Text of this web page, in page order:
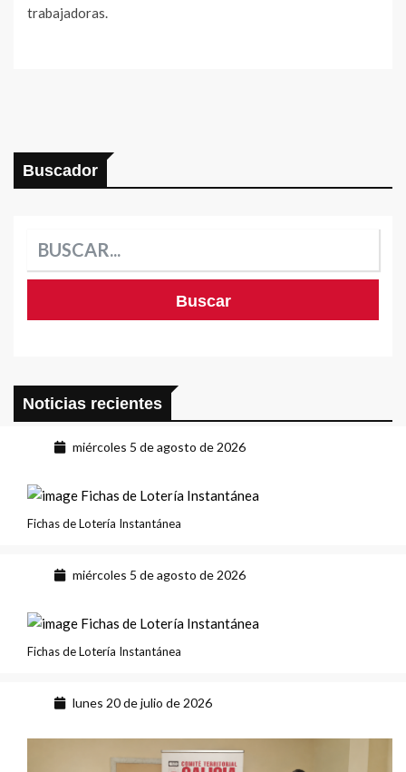
trabajadoras.
Buscador
Noticias recientes
miércoles 5 de agosto de 2026
Fichas de Lotería Instantánea
miércoles 5 de agosto de 2026
Fichas de Lotería Instantánea
lunes 20 de julio de 2026